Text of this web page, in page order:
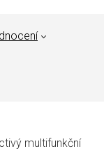
multifunkční